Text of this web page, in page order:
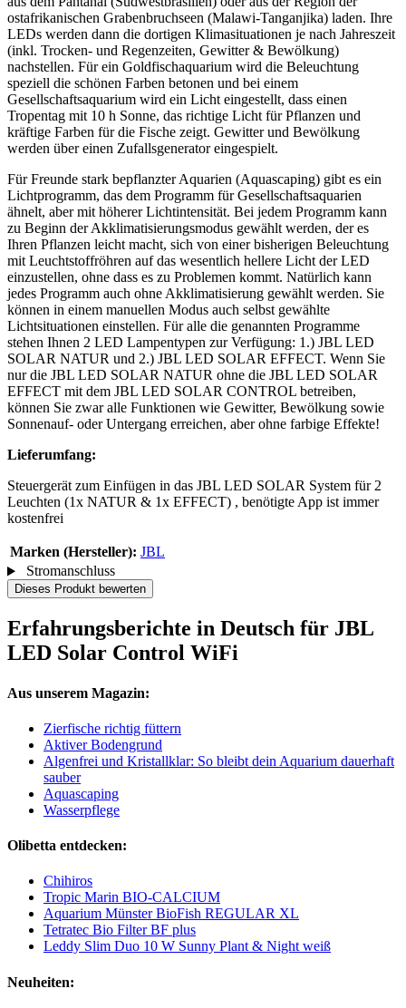
ostafrikanischen Grabenbruchseen (Malawi-Tanganjika) laden. Ihre
LEDs werden dann die dortigen Klimasituationen je nach Jahreszeit
(inkl. Trocken- und Regenzeiten, Gewitter & Bewölkung)
nachstellen. Für ein Goldfischaquarium wird die Beleuchtung
speziell die schönen Farben betonen und bei einem
Gesellschaftsaquarium wird ein Licht eingestellt, dass einen
Tropentag mit 10 h Sonne, das richtige Licht für Pflanzen und
kräftige Farben für die Fische zeigt. Gewitter und Bewölkung
werden über einen Zufallsgenerator eingespielt.
Für Freunde stark bepflanzter Aquarien (Aquascaping) gibt es ein
Lichtprogramm, das dem Programm für Gesellschaftsaquarien
ähnelt, aber mit höherer Lichtintensität. Bei jedem Programm kann
zu Beginn der Akklimatisierungsmodus gewählt werden, der es
Ihren Pflanzen leicht macht, sich von einer bisherigen Beleuchtung
mit Leuchtstoffröhren auf das wesentlich hellere Licht der LED
einzustellen, ohne dass es zu Problemen kommt. Natürlich kann
jedes Programm auch ohne Akklimatisierung gewählt werden. Sie
können in einem manuellen Modus auch selbst gewählte
Lichtsituationen einstellen. Für alle die genannten Programme
stehen Ihnen 2 LED Lampentypen zur Verfügung: 1.) JBL LED
SOLAR NATUR und 2.) JBL LED SOLAR EFFECT. Wenn Sie
nur die JBL LED SOLAR NATUR ohne die JBL LED SOLAR
EFFECT mit dem JBL LED SOLAR CONTROL betreiben,
können Sie zwar alle Funktionen wie Gewitter, Bewölkung sowie
Sonnenauf- oder Untergang erreichen, aber ohne farbige Effekte!
Lieferumfang:
Steuergerät zum Einfügen in das JBL LED SOLAR System für 2
Leuchten (1x NATUR & 1x EFFECT) , benötigte App ist immer
kostenfrei
Marken (Hersteller): JBL
Stromanschluss
Dieses Produkt bewerten
Erfahrungsberichte in Deutsch für JBL
LED Solar Control WiFi
Aus unserem Magazin:
Zierfische richtig füttern
Aktiver Bodengrund
Algenfrei und Kristallklar: So bleibt dein Aquarium dauerhaft
sauber
Aquascaping
Wasserpflege
Olibetta entdecken:
Chihiros
Tropic Marin BIO-CALCIUM
Aquarium Münster BioFish REGULAR XL
Tetratec Bio Filter BF plus
Leddy Slim Duo 10 W Sunny Plant & Night weiß
Neuheiten: